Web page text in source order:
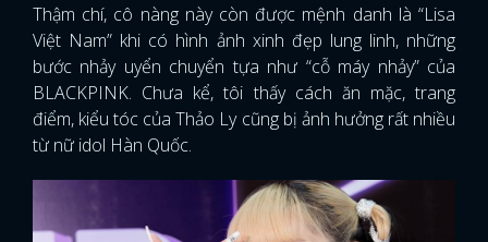
Thậm chí, cô nàng này còn được mệnh danh là “Lisa
Việt Nam” khi có hình ảnh xinh đẹp lung linh, những
bước nhảy uyển chuyển tựa như “cỗ máy nhảy” của
BLACKPINK. Chưa kể, tôi thấy cách ăn mặc, trang
điểm, kiểu tóc của Thảo Ly cũng bị ảnh hưởng rất nhiều
từ nữ idol Hàn Quốc.